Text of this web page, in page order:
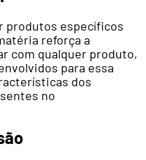
produtos específicos
reforça a
com qualquer produto,
para essa
dos
no